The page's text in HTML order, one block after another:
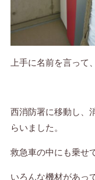
上手に名前を言って
西消防署に移動し、
らいました。
救急車の中にも乗せ
いろんな機材があっ